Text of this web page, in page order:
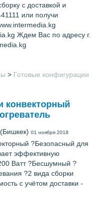
с доставкой и
или получи
Ждем Вас по адресу г.
> Готовые конфигурации
конвекторный
(Бишкек) 01 ноября 2018
?Безопасный для
эффективную
Ватт ?Бесшумный ?
?2 вида сборки
с учётом доставки -